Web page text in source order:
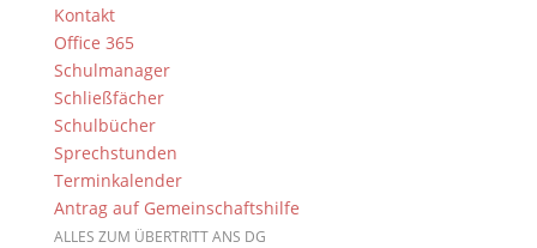
Kontakt
Office 365
Schulmanager
Schließfächer
Schulbücher
Sprechstunden
Terminkalender
Antrag auf Gemeinschaftshilfe
ALLES ZUM ÜBERTRITT ANS DG
Suche
Newsarchiv
Newsarchiv